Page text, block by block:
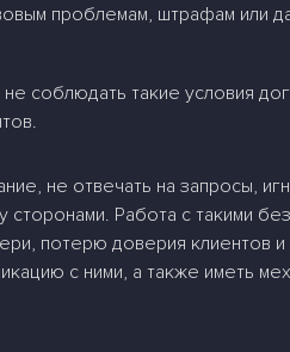
проблемам, штрафам или
соблюдать такие условия
не отвечать на запросы,
Работа с такими
потерю доверия клиентов
с ними, а также иметь